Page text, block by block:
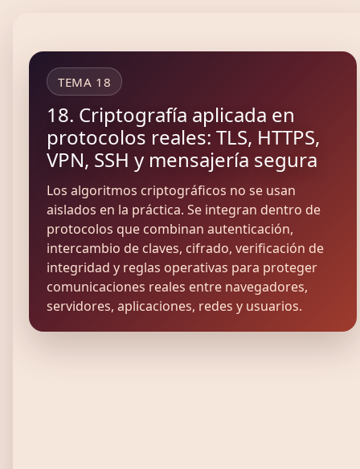
TEMA 18
18. Criptografía aplicada en
protocolos reales: TLS, HTTPS,
VPN, SSH y mensajería segura
Los algoritmos criptográficos no se usan
aislados en la práctica. Se integran dentro de
protocolos que combinan autenticación,
intercambio de claves, cifrado, verificación de
integridad y reglas operativas para proteger
comunicaciones reales entre navegadores,
servidores, aplicaciones, redes y usuarios.